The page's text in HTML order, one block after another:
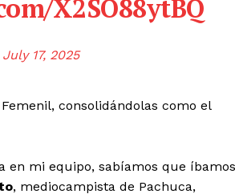
Estados
X2SO88ytBQ
July 17, 2025
consolidándolas como el
en mi equipo, sabíamos que íbamos
, mediocampista de Pachuca,